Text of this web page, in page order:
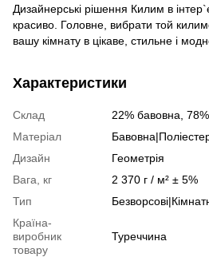
Дизайнерські рішення Килим в
красиво. Головне, вибрати той
вашу кімнату в цікаве, стильне і
Характеристики
Склад
22% бавовна,
Матеріал
Дизайн
Геометрія
Вага, кг
2 370 г / м² ± 5%
Тип
Країна-
виробник
товару
Туреччина